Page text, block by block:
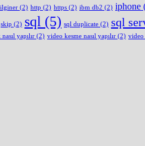
(2) http (2) https (2) ibm db2 (2) iphone
skip (2) sql (5) sql duplicate (2) sql
yapılır (2) video kesme nasıl yapılır (2) video